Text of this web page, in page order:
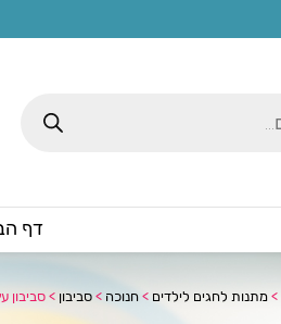
דף
> מתנות לחגים לילדים > חנוכה > סביבון > סביבון